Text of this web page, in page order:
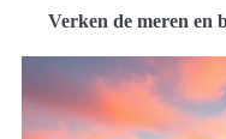
Verken de meren en